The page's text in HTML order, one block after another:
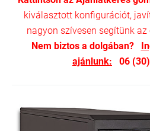
kiválasztott konfigurációt,
nagyon szívesen segítünk
Nem biztos a dolgában?
ajánlunk: 06